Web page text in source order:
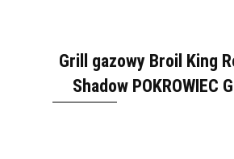
Grill gazowy Broil King
Shadow POKROWIEC